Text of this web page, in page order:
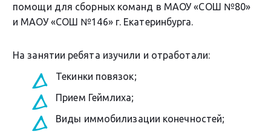
помощи для сборных команд в МАОУ «СОШ №80»
и МАОУ «СОШ №146» г. Екатеринбурга.
На занятии ребята изучили и отработали:
Текинки повязок;
Прием Геймлиха;
Виды иммобилизации конечностей;